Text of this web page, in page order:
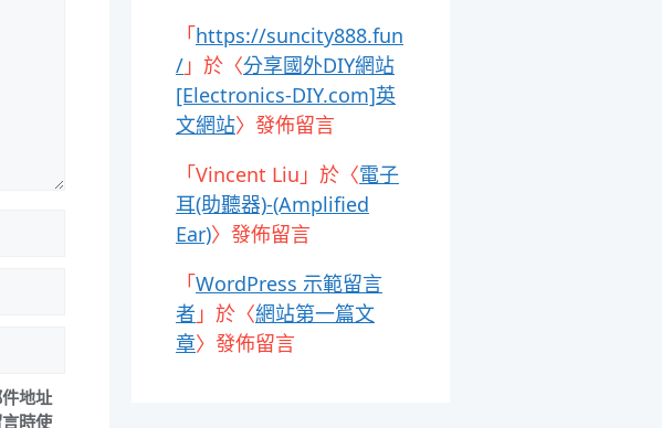
地址
時使
「https://suncity888.fun
/ 」於〈分享國外DIY網站
[Electronics-DIY.com]英
文網站〉發佈留言
「Vincent Liu 」於〈電子
耳(助聽器)-(Amplified
Ear)〉發佈留言
「WordPress 示範留言
者 」於〈網站第一篇文
章〉發佈留言